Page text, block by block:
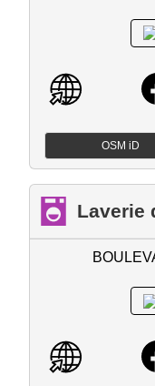
OSM iD
Laverie